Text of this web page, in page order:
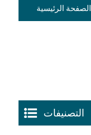
الصفحة الرئيسية
التصنيفات